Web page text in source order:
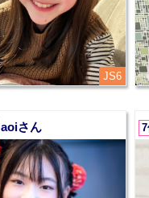
JS6
aoiさん